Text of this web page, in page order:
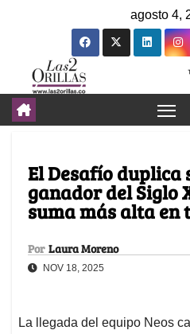
agosto 4,
El Desafío duplica
ganador del Siglo
suma más alta
Por Laura Moreno
NOV 18, 2025
La llegada del equipo Neos